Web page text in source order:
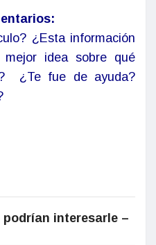
¿Esta información
idea sobre qué
¿Te fue de ayuda?
interesarle –